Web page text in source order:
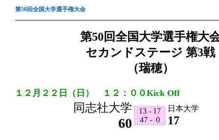
第50回全国大学選手権大会
第50回全国大学選手権大
セカンドステージ 第3戦
（瑞穂）
１２月２２日（日） １２：００Kick Off
同志社大学
60
13 - 17
47 - 0
日本大学
17